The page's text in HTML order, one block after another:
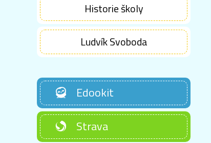
Historie školy
Ludvík Svoboda
Edookit
Strava